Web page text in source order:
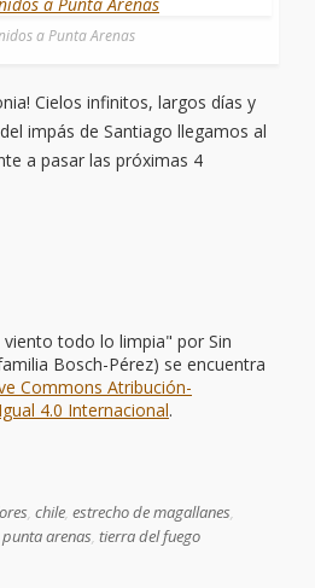
a Punta Arenas
Cielos infinitos, largos días y
impás de Santiago llegamos al
a pasar las próximas 4
viento todo lo limpia" por Sin
Bosch-Pérez) se encuentra
Commons Atribución-
4.0 Internacional.
, chile, estrecho de magallanes,
punta arenas, tierra del fuego